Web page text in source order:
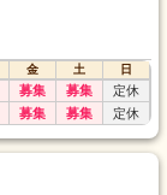
金 土
日
募集 募集 定休
募集 募集 定休